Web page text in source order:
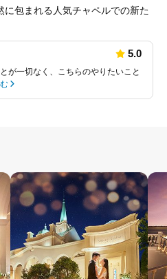
に包まれる人気チャペルでの新た
5.0
が一切なく、こちらのやりたいこと